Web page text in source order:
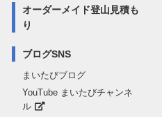
オーダーメイド登山見積も
り
ブログSNS
まいたびブログ
YouTube まいたびチャンネ
ル